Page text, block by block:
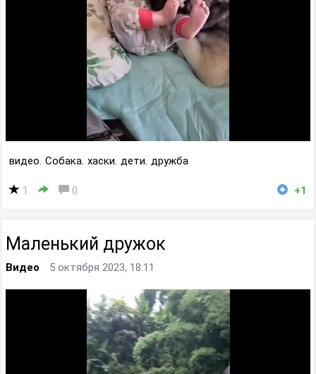
видео, Собака, хаски, дети, дружба
1 0 +1
Маленький дружок
Видео 5 октября 2023, 18:11